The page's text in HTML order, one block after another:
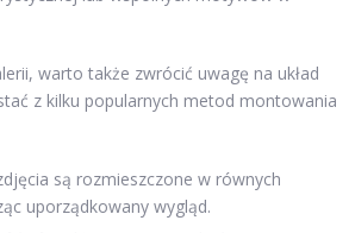
warto także zwrócić uwagę na układ
z kilku popularnych metod montowania
są rozmieszczone w równych
uporządkowany wygląd.